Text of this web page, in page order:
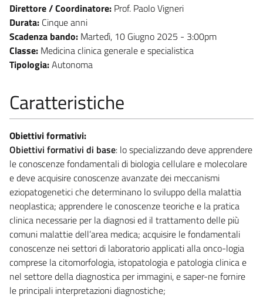
Direttore / Coordinatore: Prof. Paolo Vigneri
Durata: Cinque anni
Scadenza bando: Martedì, 10 Giugno 2025 - 3:00pm
Classe: Medicina clinica generale e specialistica
Tipologia:Autonoma
Caratteristiche
Obiettivi formativi:
Obiettivi formativi di base: lo specializzando deve apprendere
le conoscenze fondamentali di biologia cellulare e molecolare
e deve acquisire conoscenze avanzate dei meccanismi
eziopatogenetici che determinano lo sviluppo della malattia
neoplastica; apprendere le conoscenze teoriche e la pratica
clinica necessarie per la diagnosi ed il trattamento delle più
comuni malattie dell’area medica; acquisire le fondamentali
conoscenze nei settori di laboratorio applicati alla onco-logia
comprese la citomorfologia, istopatologia e patologia clinica e
nel settore della diagnostica per immagini, e saper-ne fornire
le principali interpretazioni diagnostiche;